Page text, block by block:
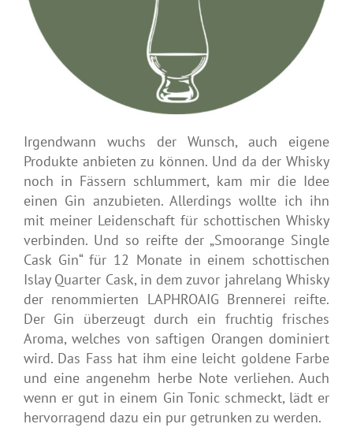
Irgendwann wuchs der Wunsch, auch eigene
Produkte anbieten zu können. Und da der Whisky
noch in Fässern schlummert, kam mir die Idee
einen Gin anzubieten. Allerdings wollte ich ihn
mit meiner Leidenschaft für schottischen Whisky
verbinden. Und so reifte der „Smoorange Single
Cask Gin“ für 12 Monate in einem schottischen
Islay Quarter Cask, in dem zuvor jahrelang Whisky
der renommierten LAPHROAIG Brennerei reifte.
Der Gin überzeugt durch ein fruchtig frisches
Aroma, welches von saftigen Orangen dominiert
wird. Das Fass hat ihm eine leicht goldene Farbe
und eine angenehm herbe Note verliehen. Auch
wenn er gut in einem Gin Tonic schmeckt, lädt er
hervorragend dazu ein pur getrunken zu werden.